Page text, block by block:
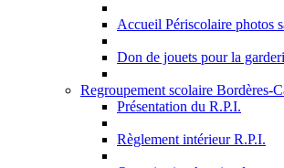
Accueil Périscolaire photos
Don de jouets pour la
Regroupement scolaire Bordères-
Présentation du R.P.I.
Règlement intérieur R.P.I.